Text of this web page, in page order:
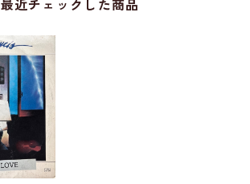
最近チェックした商品